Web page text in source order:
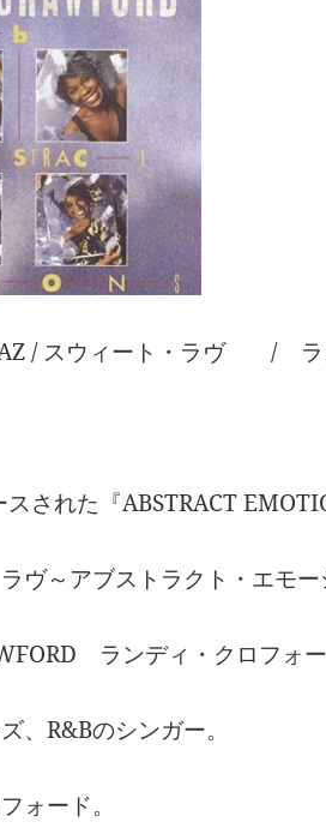
スウィート・ラヴ / ラン
された『ABSTRACT
ラヴ～アブストラクト・エモ
ランディ・クロフォー
、R&Bのシンガー。
ォード。